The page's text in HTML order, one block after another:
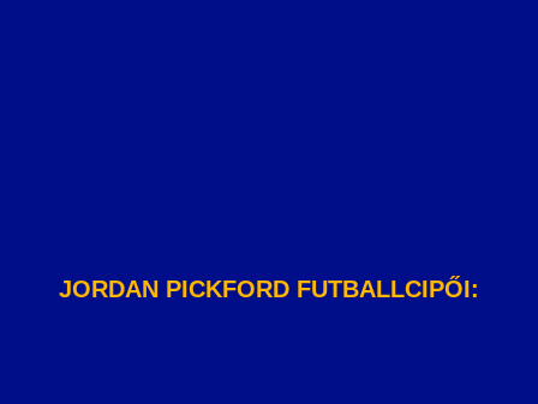
JORDAN PICKFORD FUTBALLCIPŐI: